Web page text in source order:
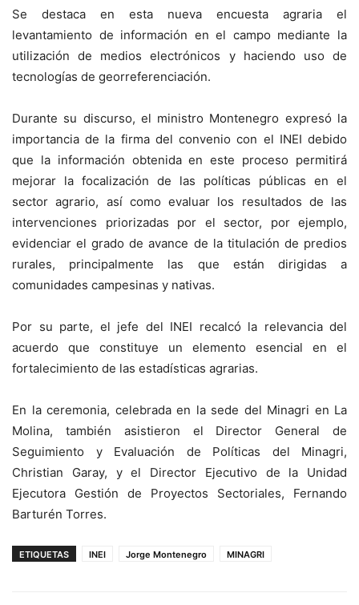
Se destaca en esta nueva encuesta agraria el
levantamiento de información en el campo mediante la
utilización de medios electrónicos y haciendo uso de
tecnologías de georreferenciación.
Durante su discurso, el ministro Montenegro expresó la
importancia de la firma del convenio con el INEI debido
que la información obtenida en este proceso permitirá
mejorar la focalización de las políticas públicas en el
sector agrario, así como evaluar los resultados de las
intervenciones priorizadas por el sector, por ejemplo,
evidenciar el grado de avance de la titulación de predios
rurales, principalmente las que están dirigidas a
comunidades campesinas y nativas.
Por su parte, el jefe del INEI recalcó la relevancia del
acuerdo que constituye un elemento esencial en el
fortalecimiento de las estadísticas agrarias.
En la ceremonia, celebrada en la sede del Minagri en La
Molina, también asistieron el Director General de
Seguimiento y Evaluación de Políticas del Minagri,
Christian Garay, y el Director Ejecutivo de la Unidad
Ejecutora Gestión de Proyectos Sectoriales, Fernando
Barturén Torres.
ETIQUETAS INEI Jorge Montenegro MINAGRI